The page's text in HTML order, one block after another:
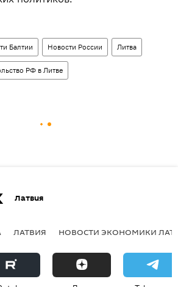
Балтии Новости России Литва
РФ в Литве
Латвия
ЛАТВИЯ НОВОСТИ ЭКОНОМИКИ